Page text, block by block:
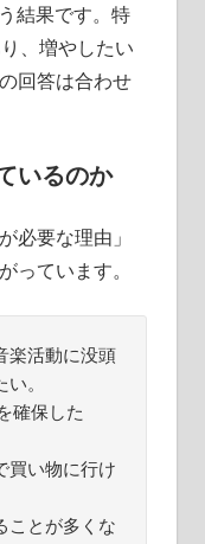
結果です。特
、増やしたい
回答は合わせ
いるのか
必要な理由」
っています。
楽活動に没頭
。
確保した
買い物に行け
ことが多くな